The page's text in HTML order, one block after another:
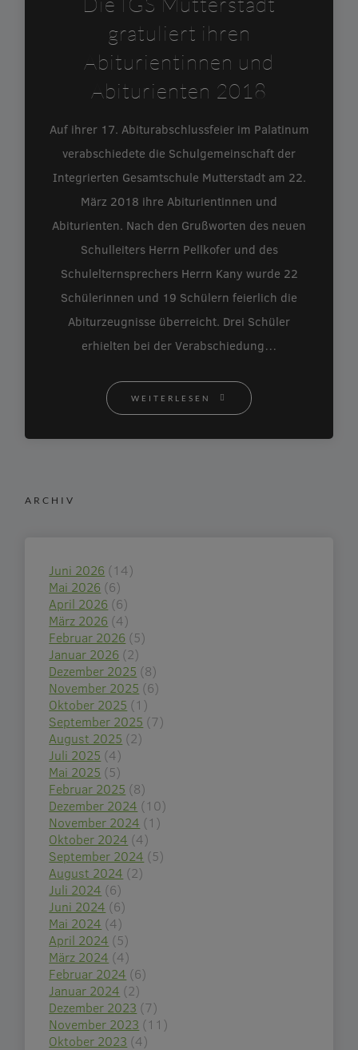
gratuliert ihren
Abiturientinnen und
Abiturienten 2018
Auf ihrer 17. Abiturabschlussfeier im Palatinum
verabschiedete die Schulgemeinschaft der
Integrierten Gesamtschule Mutterstadt am 22.
März 2018 ihre Abiturientinnen und
Abiturienten. Nach den Grußworten des neuen
Schulleiters Herrn Pellkofer und des
Schulelternsprechers Herrn Kany wurde 22
Schülerinnen und 19 Schülern feierlich die
Abiturzeugnisse überreicht. Drei Schüler
erhielten bei der Verabschiedung…
WEITERLESEN
ARCHIV
Juni 2026 (14)
Mai 2026 (6)
April 2026 (6)
März 2026 (4)
Februar 2026 (5)
Januar 2026 (2)
Dezember 2025 (8)
November 2025 (6)
Oktober 2025 (1)
September 2025 (7)
August 2025 (2)
Juli 2025 (4)
Mai 2025 (5)
Februar 2025 (8)
Dezember 2024 (10)
November 2024 (1)
Oktober 2024 (4)
September 2024 (5)
August 2024 (2)
Juli 2024 (6)
Juni 2024 (6)
Mai 2024 (4)
April 2024 (5)
März 2024 (4)
Februar 2024 (6)
Januar 2024 (2)
Dezember 2023 (7)
November 2023 (11)
Oktober 2023 (4)